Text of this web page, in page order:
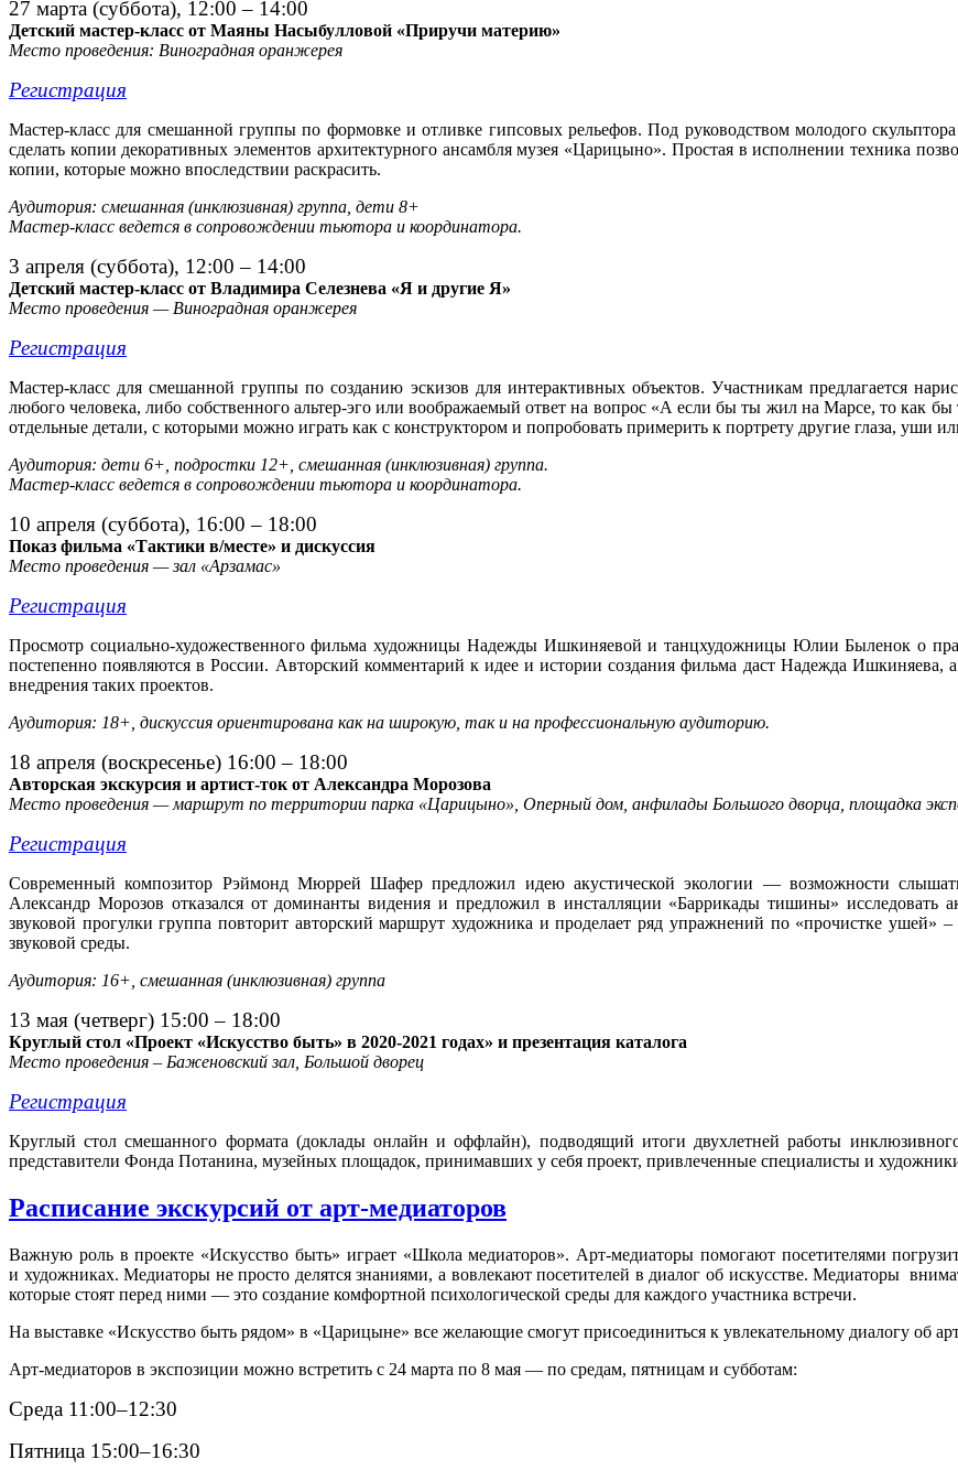
27 марта (суббота), 12:00 – 14:00
Детский мастер-класс от Маяны Насыбулловой «Приручи материю»
Место проведения: Виноградная оранжерея
Регистрация
Мастер-класс для смешанной группы по формовке и отливке гипсовых рельефов. Под руководством молодого
сделать копии декоративных элементов архитектурного ансамбля музея «Царицыно». Простая в исполнении техника
копии, которые можно впоследствии раскрасить.
Аудитория: смешанная (инклюзивная) группа, дети 8+
Мастер-класс ведется в сопровождении тьютора и координатора.
3 апреля (суббота), 12:00 – 14:00
Детский мастер-класс от Владимира Селезнева «Я и другие Я»
Место проведения — Виноградная оранжерея
Регистрация
Мастер-класс для смешанной группы по созданию эскизов для интерактивных объектов. Участникам предлагается
любого человека, либо собственного альтер-эго или воображаемый ответ на вопрос «А если бы ты жил на Марсе, то как
отдельные детали, с которыми можно играть как с конструктором и попробовать примерить к портрету другие глаза, уши
Аудитория: дети 6+, подростки 12+, смешанная (инклюзивная) группа.
Мастер-класс ведется в сопровождении тьютора и координатора.
10 апреля (суббота), 16:00 – 18:00
Показ фильма «Тактики в/месте» и дискуссия
Место проведения — зал «Арзамас»
Регистрация
Просмотр социально-художественного фильма художницы Надежды Ишкиняевой и танцхудожницы Юлии Быленок о
постепенно появляются в России. Авторский комментарий к идее и истории создания фильма даст Надежда Ишкиняева,
внедрения таких проектов.
Аудитория: 18+, дискуссия ориентирована как на широкую, так и на профессиональную аудиторию.
18 апреля (воскресенье) 16:00 – 18:00
Авторская экскурсия и артист-ток от Александра Морозова
Место проведения — маршрут по территории парка «Царицыно», Оперный дом, анфилады Большого дворца, площадка
Регистрация
Современный композитор Рэймонд Мюррей Шафер предложил идею акустической экологии — возможности
Александр Морозов отказался от доминанты видения и предложил в инсталляции «Баррикады тишины» исследовать
звуковой прогулки группа повторит авторский маршрут художника и проделает ряд упражнений по «прочистке
звуковой среды.
Аудитория: 16+, смешанная (инклюзивная) группа
13 мая (четверг) 15:00 – 18:00
Круглый стол «Проект «Искусство быть» в 2020-2021 годах» и презентация каталога
Место проведения – Баженовский зал, Большой дворец
Регистрация
Круглый стол смешанного формата (доклады онлайн и оффлайн), подводящий итоги двухлетней работы
представители Фонда Потанина, музейных площадок, принимавших у себя проект, привлеченные специалисты и
Расписание экскурсий от арт-медиаторов
Важную роль в проекте «Искусство быть» играет «Школа медиаторов». Арт-медиаторы помогают посетителями
и художниках. Медиаторы не просто делятся знаниями, а вовлекают посетителей в диалог об искусстве. Медиаторы
которые стоят перед ними — это создание комфортной психологической среды для каждого участника встречи.
На выставке «Искусство быть рядом» в «Царицыне» все желающие смогут присоединиться к увлекательному диалогу об
Арт-медиаторов в экспозиции можно встретить с 24 марта по 8 мая — по средам, пятницам и субботам:
Среда 11:00–12:30
Пятница 15:00–16:30